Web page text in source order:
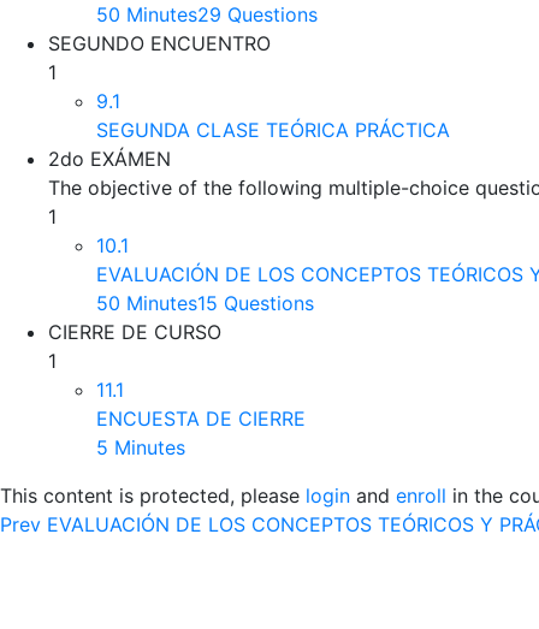
50 Minutes29 Questions
SEGUNDO ENCUENTRO
1
9.1
SEGUNDA CLASE TEÓRICA PRÁCTICA
2do EXÁMEN
The objective of the following multiple-choice
1
10.1
EVALUACIÓN DE LOS CONCEPTOS TEÓRICOS
50 Minutes15 Questions
CIERRE DE CURSO
1
11.1
ENCUESTA DE CIERRE
5 Minutes
This content is protected, please login and enroll in the
Prev EVALUACIÓN DE LOS CONCEPTOS TEÓRICOS Y